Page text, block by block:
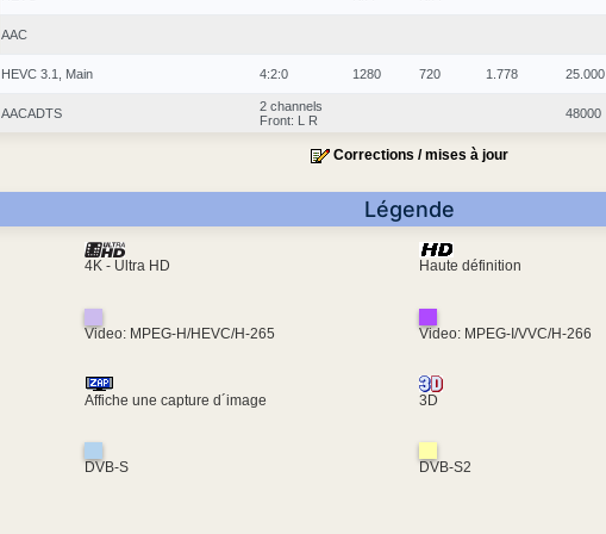
AAC
HEVC 3.1, Main 4:2:0 1280 720 1.778 25.000
AACADTS
2 channels
Front: L R
48000
Corrections / mises à jour
Légende
4K - Ultra HD Haute définition
Video: MPEG-H/HEVC/H-265 Video: MPEG-I/VVC/H-266
Affiche une capture d´image 3D
DVB-S DVB-S2